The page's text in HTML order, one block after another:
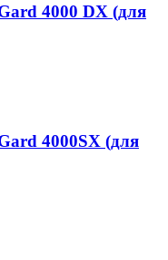
4000 DX (для
4000SX (для